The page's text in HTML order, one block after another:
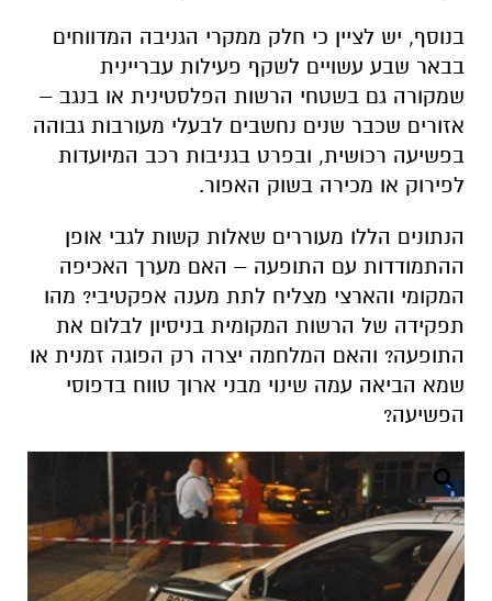
בנוסף, יש לציין כי חלק ממקרי הגניבה המדווחים
בבאר שבע עשויים לשקף פעילות עבריינית
שמקורה גם בשטחי הרשות הפלסטינית או בנגב –
אזורים שכבר שנים נחשבים לבעלי מעורבות גבוהה
בפשיעה רכושית, ובפרט בגניבות רכב המיועדות
לפירוק או מכירה בשוק האפור.
הנתונים הללו מעוררים שאלות קשות לגבי אופן
ההתמודדות עם התופעה – האם מערך האכיפה
המקומי והארצי מצליח לתת מענה אפקטיבי? מהו
תפקידה של הרשות המקומית בניסיון לבלום את
התופעה? והאם המלחמה יצרה רק הפוגה זמנית או
שמא הביאה עמה שינוי מבני ארוך טווח בדפוסי
הפשיעה?